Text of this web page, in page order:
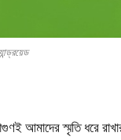
আমাদের স্মৃতি ধরে